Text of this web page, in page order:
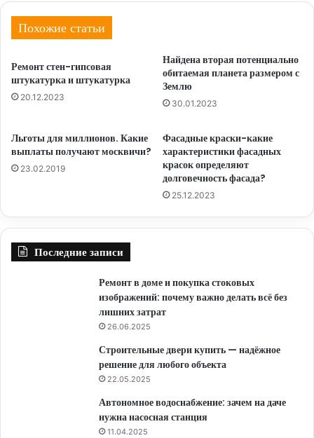
Похожие статьи
Ремонт стен-гипсовая
штукатурка и штукатурка
20.12.2023
Найдена вторая потенциально
обитаемая планета размером с
Землю
30.01.2023
Льготы для миллионов. Какие
выплаты получают москвичи?
23.02.2019
Фасадные краски-какие
характеристики фасадных
красок определяют
долговечность фасада?
25.12.2023
Последние записи
Ремонт в доме и покупка стоковых
изображений: почему важно делать всё без
лишних затрат
26.06.2025
Строительные двери купить — надёжное
решение для любого объекта
22.05.2025
Автономное водоснабжение: зачем на даче
нужна насосная станция
11.04.2025